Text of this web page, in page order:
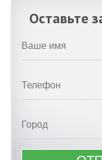
Оставьте